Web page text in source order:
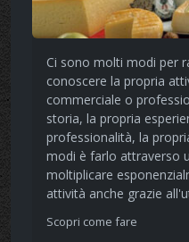
Ci sono molti modi per
conoscere la propria
commerciale o
storia, la propria
professionalità, la
modi è farlo attraverso
moltiplicare
attività anche grazie
Scopri come fare